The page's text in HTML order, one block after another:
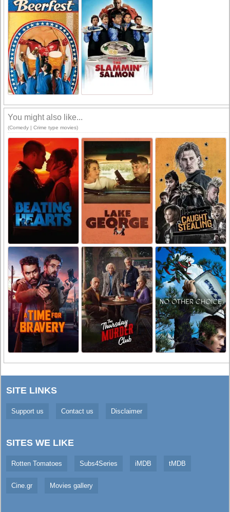
You might also like...
(Comedy | Crime type movies)
SITE LINKS
Support us Contact us Disclaimer
SITES WE LIKE
Rotten Tomatoes Subs4Series iMDB tMDB
Cine.gr Movies gallery